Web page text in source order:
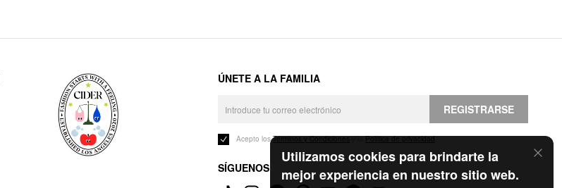
Utilizamos cookies para brindarte la
mejor experiencia en nuestro sitio web.
ÚNETE A LA FAMILIA
REGISTRARSE
Acepto losTérminos y Condicionesy laPolítica de privacidad.
SÍGUENOS